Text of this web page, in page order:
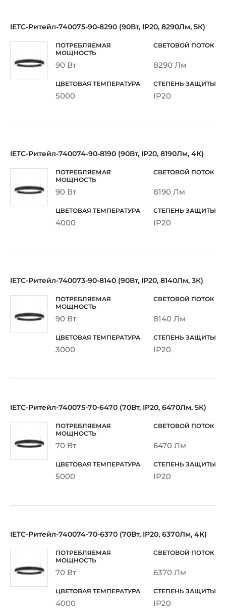
IETC-Ритейл-740075-90-8290 (90Вт, IP20, 8290Лм, 5К)
90 Вт 8290 Лм
5000 IP20
IETC-Ритейл-740074-90-8190 (90Вт, IP20, 8190Лм, 4К)
90 Вт 8190 Лм
4000 IP20
IETC-Ритейл-740073-90-8140 (90Вт, IP20, 8140Лм, 3К)
90 Вт 8140 Лм
3000 IP20
IETC-Ритейл-740075-70-6470 (70Вт, IP20, 6470Лм, 5К)
70 Вт 6470 Лм
5000 IP20
IETC-Ритейл-740074-70-6370 (70Вт, IP20, 6370Лм, 4К)
70 Вт 6370 Лм
4000 IP20